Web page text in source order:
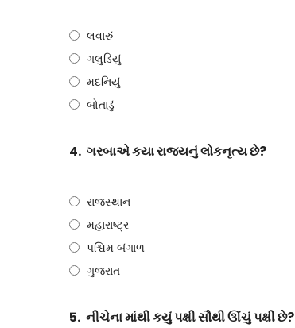
લવારું
ગલુડિયું
મદનિયું
બોતાડું
4. ગરબાએ કયા રાજ્યનું લોકનૃત્ય છે?
રાજસ્થાન
મહારાષ્ટ્ર
પશ્ચિમ બંગાળ
ગુજરાત
5. નીચેના માંથી કયું પક્ષી સૌથી ઊંચું પક્ષી છે?